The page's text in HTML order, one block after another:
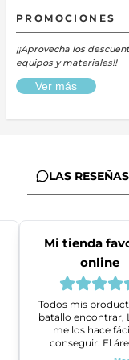
PROMOCIONES
¡¡Aprovecha los
equipos y materiales!!
Ver más
LAS RESEÑAS
Mi tienda
online
Todos mis
batallo encontrar,
me los hace
conseguir. El
ventas es super